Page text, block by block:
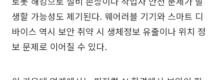
생할 가능성도 제기된다. 웨어러블 기기와 스마트 디
바이스 역시 보안 취약 시 생체정보 유출이나 위치 정
보 문제로 이어질 수 있다.